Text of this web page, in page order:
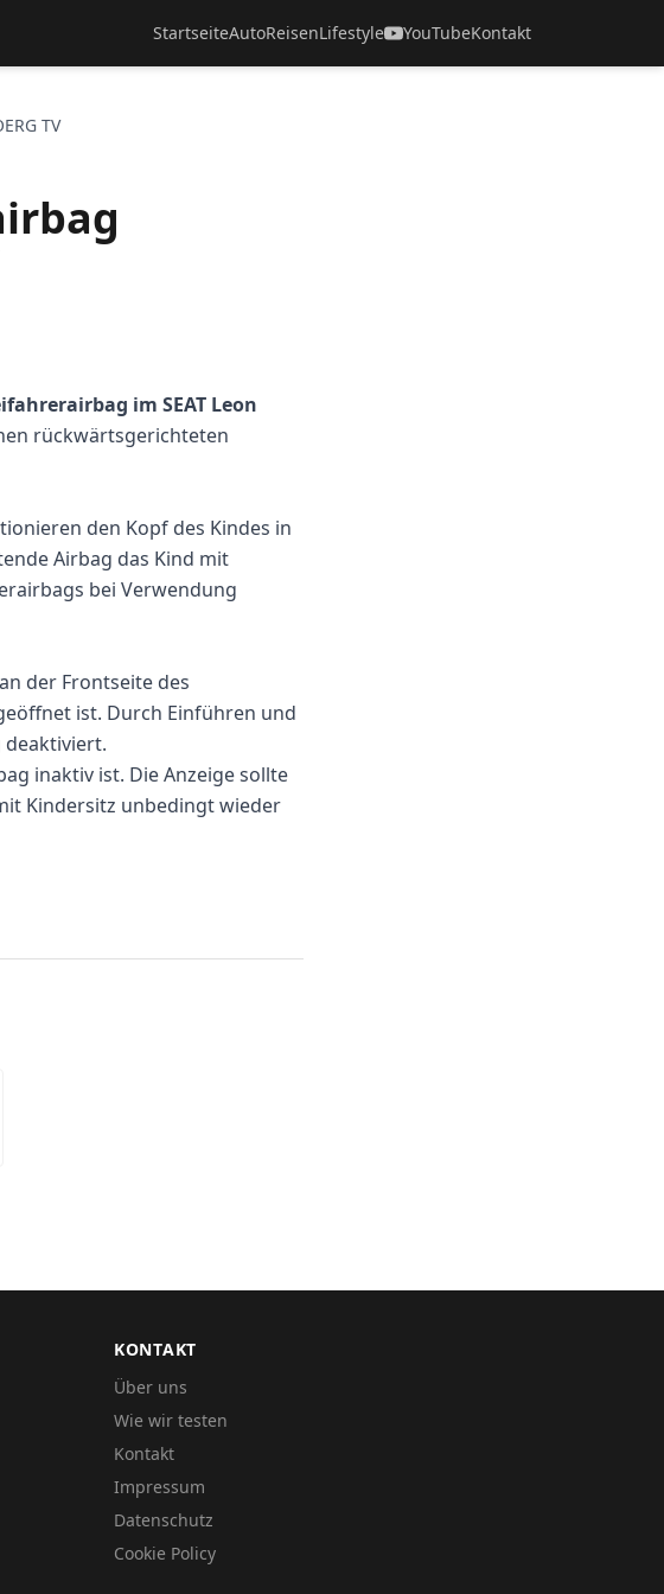
StartseiteAutoReisenLifestyle YouTubeKontakt
TV
im SEAT Leon
rückwärtsgerichteten
den Kopf des Kindes in
Airbag das Kind mit
bei Verwendung
der Frontseite des
ist. Durch Einführen und
inaktiv ist. Die Anzeige sollte
Kindersitz unbedingt wieder
KONTAKT
Über uns
Wie wir testen
Kontakt
Impressum
Datenschutz
Cookie Policy